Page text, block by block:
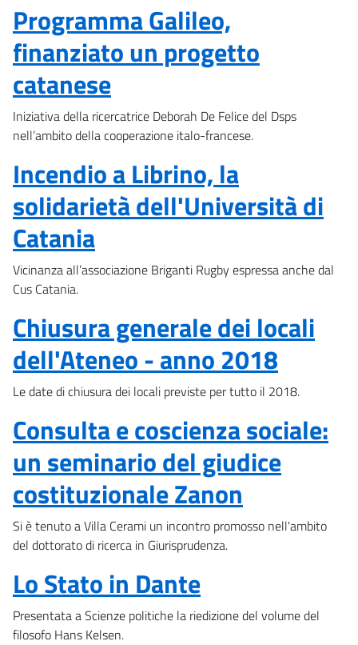
Programma Galileo,
finanziato un progetto
catanese
Iniziativa della ricercatrice Deborah De Felice del Dsps
nell’ambito della cooperazione italo-francese.
Incendio a Librino, la
solidarietà dell'Università di
Catania
Vicinanza all’associazione Briganti Rugby espressa anche dal
Cus Catania.
Chiusura generale dei locali
dell'Ateneo - anno 2018
Le date di chiusura dei locali previste per tutto il 2018.
Consulta e coscienza sociale:
un seminario del giudice
costituzionale Zanon
Si è tenuto a Villa Cerami un incontro promosso nell'ambito
del dottorato di ricerca in Giurisprudenza.
Lo Stato in Dante
Presentata a Scienze politiche la riedizione del volume del
filosofo Hans Kelsen.